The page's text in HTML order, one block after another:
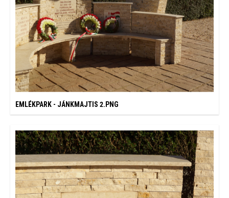
EMLÉKPARK - JÁNKMAJTIS 2.PNG